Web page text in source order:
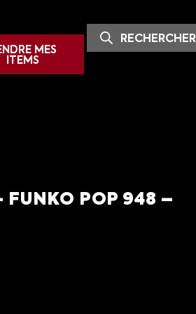
MES
ITEMS
FUNKO POP 948 –